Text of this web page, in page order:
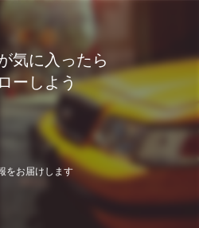
気に入ったら
ーしよう
をお届けします